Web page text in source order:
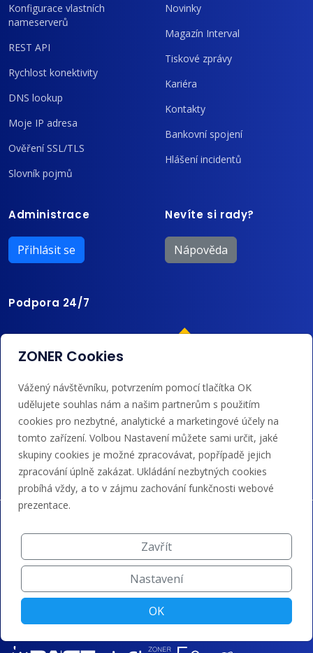
Konfigurace vlastních
nameserverů
REST API
Rychlost konektivity
DNS lookup
Moje IP adresa
Ověření SSL/TLS
Slovník pojmů
Novinky
Magazín Interval
Tiskové zprávy
Kariéra
Kontakty
Bankovní spojení
Hlášení incidentů
Administrace
Přihlásit se
Nevíte si rady?
Nápověda
Podpora 24/7
+420 603 196 637
+420 543 257 018
admin@regzone.cz
Akceptujeme platby kartou, Google/Apple Pay,
bankovním převodem a kreditem.
ZONER Cookies
Vážený návštěvníku, potvrzením pomocí tlačítka OK
udělujete souhlas nám a našim partnerům s použitím
cookies pro nezbytné, analytické a marketingové účely na
tomto zařízení. Volbou Nastavení můžete sami určit, jaké
skupiny cookies je možné zpracovávat, popřípadě jejich
zpracování úplně zakázat. Ukládání nezbytných cookies
probíhá vždy, a to v zájmu zachování funkčnosti webové
prezentace.
Zavřít
Nastavení
OK